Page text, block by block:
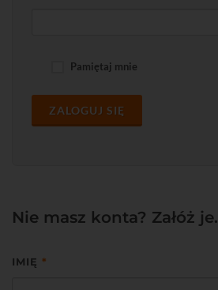
Pamiętaj mnie
ZALOGUJ SIĘ
Nie masz konta? Załóż je.
IMIĘ *